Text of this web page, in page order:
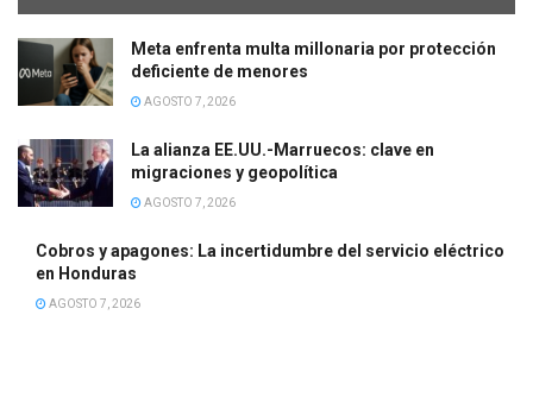
Meta enfrenta multa millonaria por protección
deficiente de menores
AGOSTO 7, 2026
La alianza EE.UU.-Marruecos: clave en
migraciones y geopolítica
AGOSTO 7, 2026
Cobros y apagones: La incertidumbre del servicio eléctrico
en Honduras
AGOSTO 7, 2026